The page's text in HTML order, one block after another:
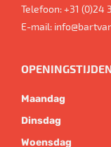
Telefoon:+31 (0)24
E-mail:
Maandag
Dinsdag
Woensdag